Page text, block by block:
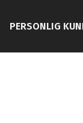
PERSONLIG